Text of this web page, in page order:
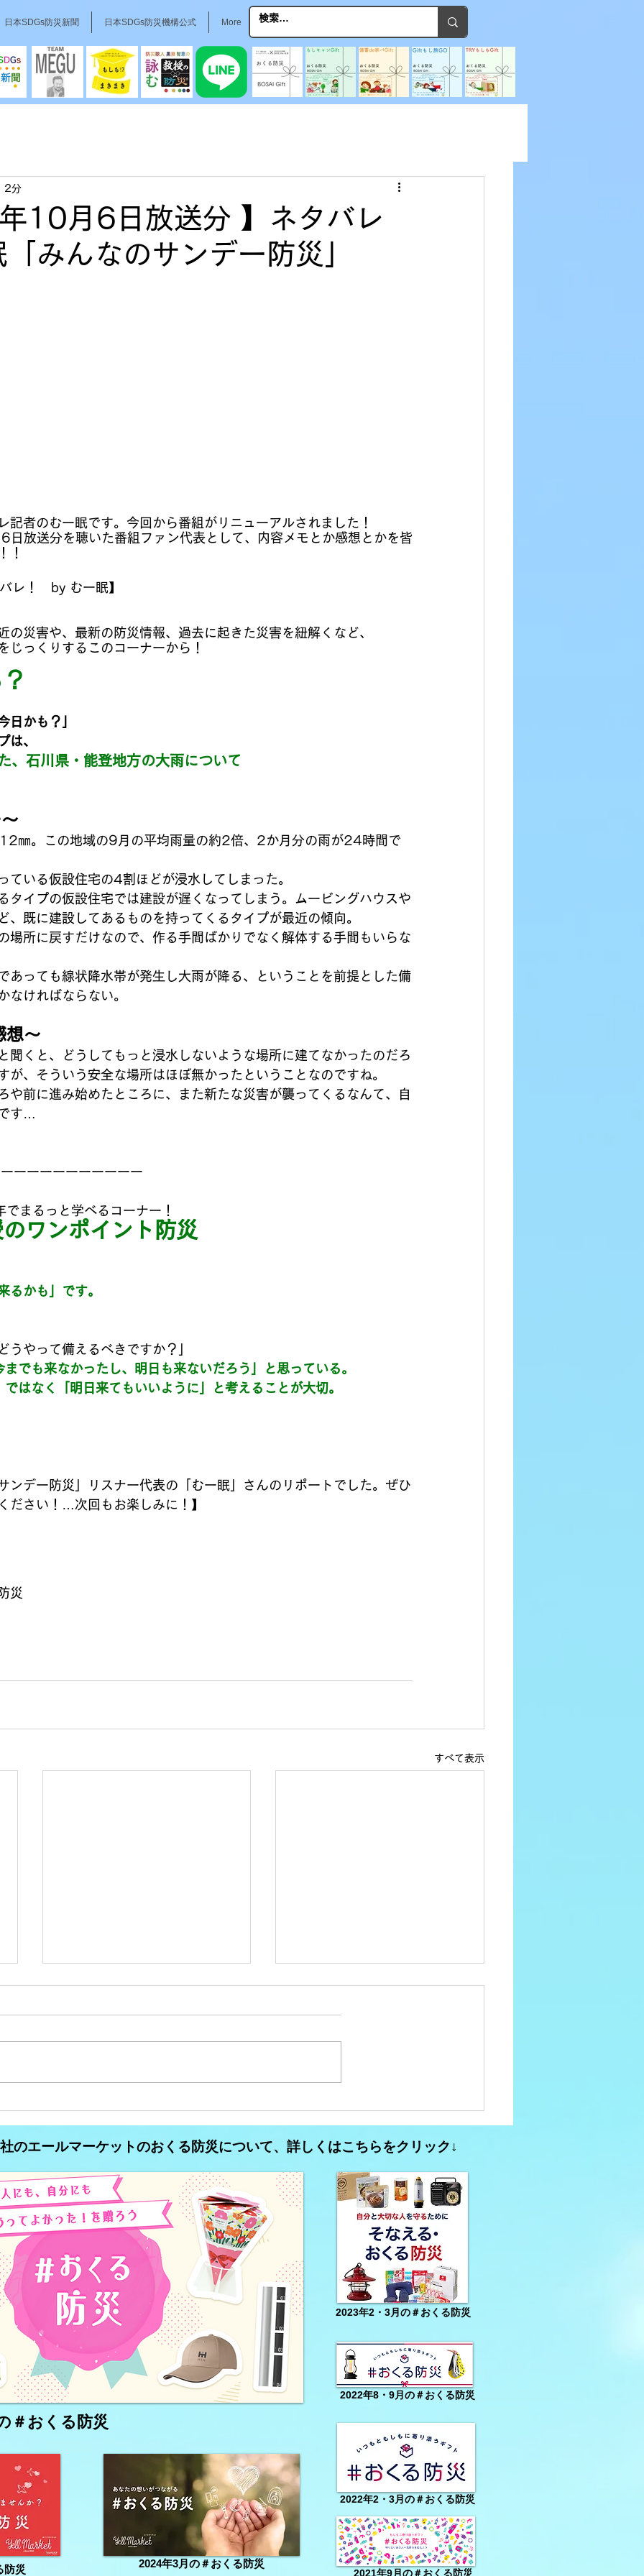
日本SDGs防災新聞 日本SDGs防災機構公式 More
10月6日放送分 】ネタバレ
みんなのサンデー防災」
2分
記者のむー眠です。今回から番組がリニューアルされました！
放送分を聴いた番組ファン代表として、内容メモとか感想とかを皆
！
レ！　by むー眠】
の災害や、最新の防災情報、過去に起きた災害を紐解くなど、
じっくりするこのコーナーから！
日かも？」
は、
、石川県・能登地方の大雨について
㎜。この地域の9月の平均雨量の約2倍、2か月分の雨が24時間で
いる仮設住宅の4割ほどが浸水してしまった。
タイプの仮設住宅では建設が遅くなってしまう。ムービングハウスや
、既に建設してあるものを持ってくるタイプが最近の傾向。
場所に戻すだけなので、作る手間ばかりでなく解体する手間もいらな
あっても線状降水帯が発生し大雨が降る、ということを前提とした備
なければならない。
想〜
聞くと、どうしてもっと浸水しないような場所に建てなかったのだろ
が、そういう安全な場所はほぼ無かったということなのですね。
や前に進み始めたところに、また新たな災害が襲ってくるなんて、自
す…
ーーーーーーーーーー
まるっと学べるコーナー！
ワンポイント防災
かも」です。
うやって備えるべきですか？」
でも来なかったし、明日も来ないだろう」と思っている。
はなく「明日来てもいいように」と考えることが大切。
ンデー防災」リスナー代表の「むー眠」さんのリポートでした。ぜひ
ださい！…次回もお楽しみに！】
災
すべて表示
コミュニティFM大分析
コミュニティFM大分析
のエールマーケットのおくる防災について、詳しくはこちらをクリック↓
2023年2・3月の＃おくる防災
2022年8・9月の＃おくる防災
＃おくる防災
防災
2022年2・3月の＃おくる防災
2021年9月の＃おくる防災
2024年3月の＃おくる防災